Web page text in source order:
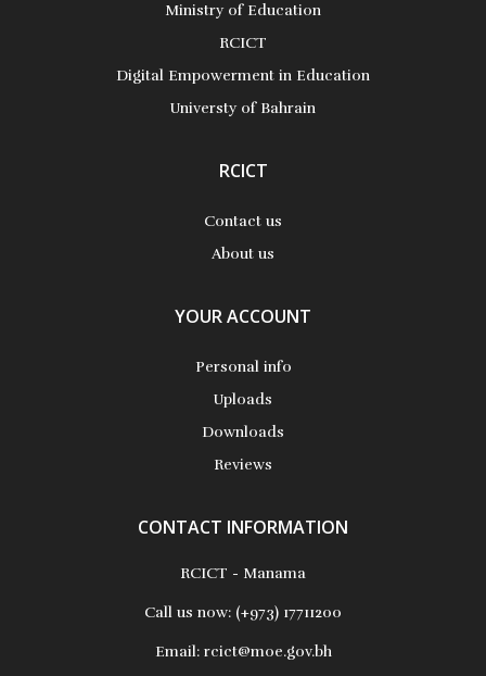
معايير تكنولوجيا التعليم
Ministry of Education
RCICT
Digital Empowerment in Education
Universty of Bahrain
RCICT
Contact us
About us
YOUR ACCOUNT
Personal info
Uploads
Downloads
Reviews
CONTACT INFORMATION
RCICT - Manama
Call us now: (+973) 17711200
Email:rcict@moe.gov.bh